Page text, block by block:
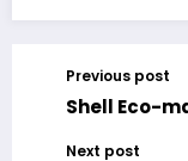
Previous post
Shell Eco-
Next post